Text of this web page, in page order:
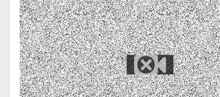
ТОП КЛИПОВЕ
НОВИ КЛИПОВЕ
СЛУЧАЙНИ